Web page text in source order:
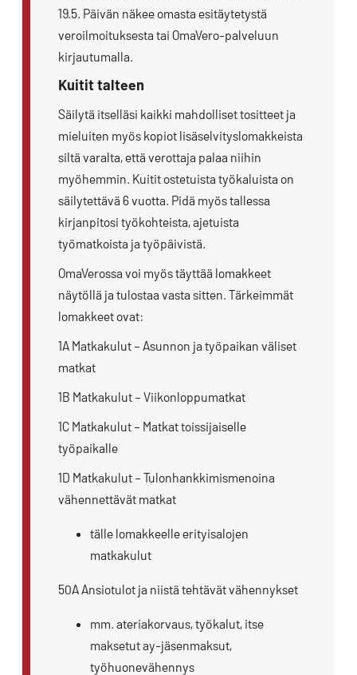
19.5. Päivän näkee omasta esitäytetystä
veroilmoituksesta tai OmaVero-palveluun
kirjautumalla.
Kuitit talteen
Säilytä itselläsi kaikki mahdolliset tositteet ja
mieluiten myös kopiot lisäselvityslomakkeista
siltä varalta, että verottaja palaa niihin
myöhemmin. Kuitit ostetuista työkaluista on
säilytettävä 6 vuotta. Pidä myös tallessa
kirjanpitosi työkohteista, ajetuista
työmatkoista ja työpäivistä.
OmaVerossa voi myös täyttää lomakkeet
näytöllä ja tulostaa vasta sitten. Tärkeimmät
lomakkeet ovat:
1A Matkakulut – Asunnon ja työpaikan väliset
matkat
1B Matkakulut – Viikonloppumatkat
1C Matkakulut – Matkat toissijaiselle
työpaikalle
1D Matkakulut – Tulonhankkimismenoina
vähennettävät matkat
tälle lomakkeelle erityisalojen
matkakulut
50A Ansiotulot ja niistä tehtävät vähennykset
mm. ateriakorvaus, työkalut, itse
maksetut ay-jäsenmaksut,
työhuonevähennys